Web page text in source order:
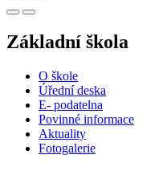
Základní škola
O škole
Úřední deska
E- podatelna
Povinné informace
Aktuality
Fotogalerie